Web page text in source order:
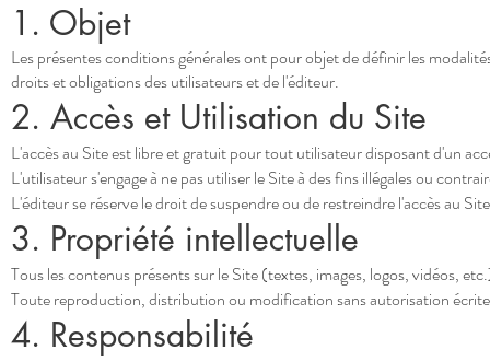
1. Objet
Les présentes conditions générales ont pour objet de définir les
droits et obligations des utilisateurs et de l'éditeur.
2. Accès et Utilisation du Site
L'accès au Site est libre et gratuit pour tout utilisateur disposant d'un
L'utilisateur s'engage à ne pas utiliser le Site à des fins illégales ou
L'éditeur se réserve le droit de suspendre ou de restreindre l'accès au
3. Propriété intellectuelle
Tous les contenus présents sur le Site (textes, images, logos, vidéos,
Toute reproduction, distribution ou modification sans autorisation
4. Responsabilité